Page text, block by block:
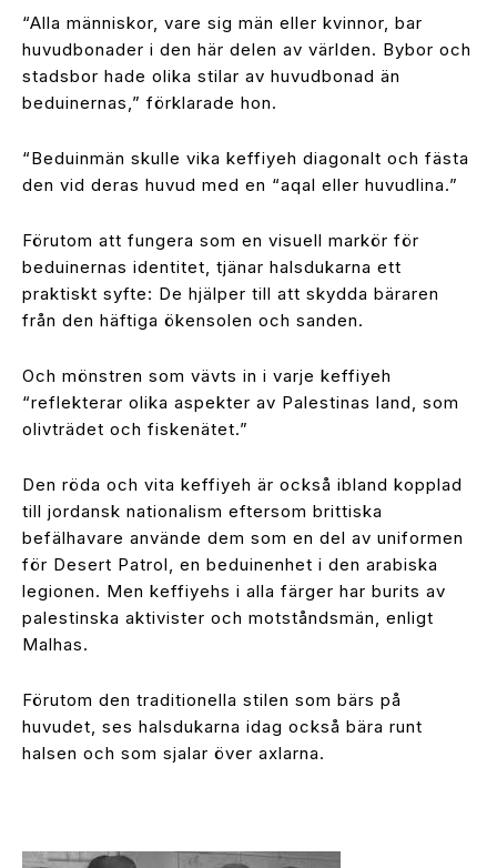
“Alla människor, vare sig män eller kvinnor, bar
huvudbonader i den här delen av världen. Bybor och
stadsbor hade olika stilar av huvudbonad än
beduinernas,” förklarade hon.
“Beduinmän skulle vika keffiyeh diagonalt och fästa
den vid deras huvud med en “aqal eller huvudlina.”
Förutom att fungera som en visuell markör för
beduinernas identitet, tjänar halsdukarna ett
praktiskt syfte: De hjälper till att skydda bäraren
från den häftiga ökensolen och sanden.
Och mönstren som vävts in i varje keffiyeh
“reflekterar olika aspekter av Palestinas land, som
olivträdet och fiskenätet.”
Den röda och vita keffiyeh är också ibland kopplad
till jordansk nationalism eftersom brittiska
befälhavare använde dem som en del av uniformen
för Desert Patrol, en beduinenhet i den arabiska
legionen. Men keffiyehs i alla färger har burits av
palestinska aktivister och motståndsmän, enligt
Malhas.
Förutom den traditionella stilen som bärs på
huvudet, ses halsdukarna idag också bära runt
halsen och som sjalar över axlarna.